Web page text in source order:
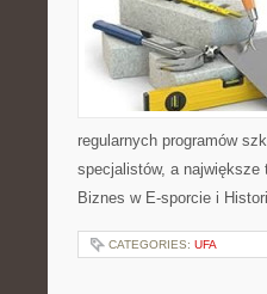
regularnych programów
specjalistów, a największe
Biznes w E-sporcie i
CATEGORIES: UFA